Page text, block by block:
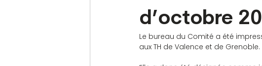
d’octobre
Le bureau du Comité a été
aux TH de Valence et de Grenoble.